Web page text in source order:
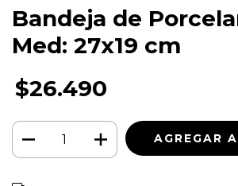
Bandeja de
Med: 27x19 cm
$26.490